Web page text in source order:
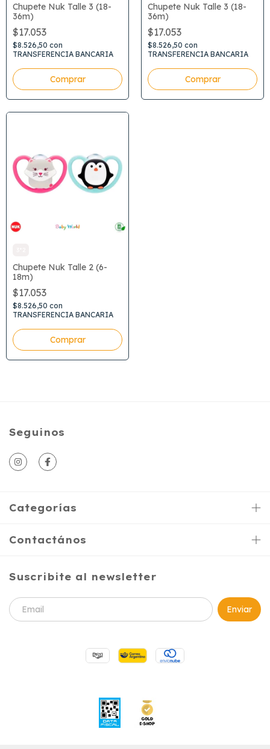
Chupete Nuk Talle 3 (18-
36m)
$17.053
$8.526,50 con
TRANSFERENCIA BANCARIA
Chupete Nuk Talle 3 (18-
36m)
$17.053
$8.526,50 con
TRANSFERENCIA BANCARIA
Chupete Nuk Talle 2 (6-
18m)
$17.053
$8.526,50 con
TRANSFERENCIA BANCARIA
Seguinos
Categorías
Contactános
Suscribite al newsletter